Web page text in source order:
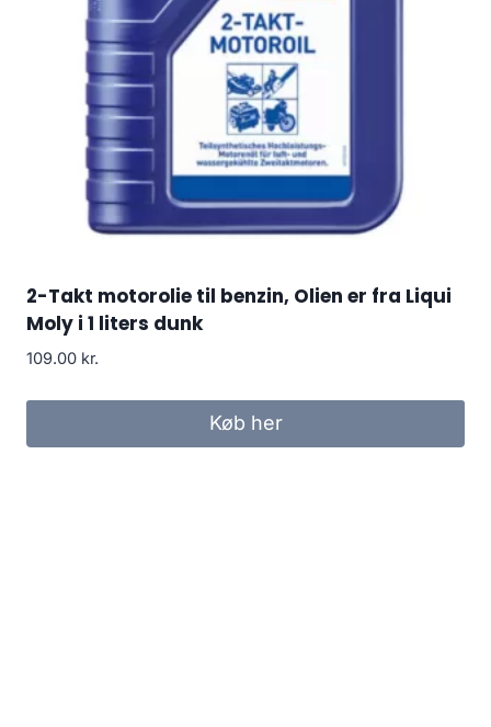
2-Takt motorolie til benzin, Olien er fra Liqui
Moly i 1 liters dunk
109.00 kr.
Køb her